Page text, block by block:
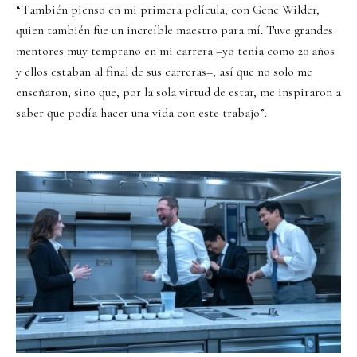
“También pienso en mi primera película, con Gene Wilder,
quien también fue un increíble maestro para mí. Tuve grandes
mentores muy temprano en mi carrera –yo tenía como 20 años
y ellos estaban al final de sus carreras–, así que no solo me
enseñaron, sino que, por la sola virtud de estar, me inspiraron a
saber que podía hacer una vida con este trabajo”.